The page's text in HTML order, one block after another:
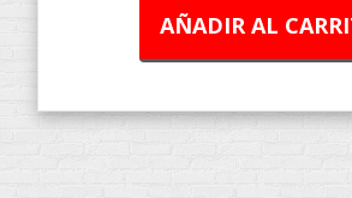
AÑADIR AL